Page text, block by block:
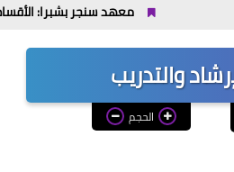
معهد سنجر بشبرا: الأقسام والتنسيق والفرص
والتدريب
الحجم